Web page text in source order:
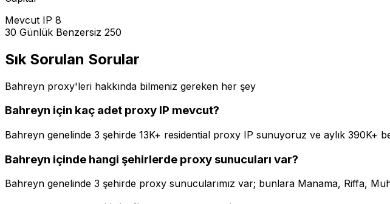
Mevcut IP 8
30 Günlük Benzersiz 250
Sık Sorulan Sorular
Bahreyn proxy'leri hakkında bilmeniz gereken her şey
Bahreyn için kaç adet proxy IP mevcut?
Bahreyn genelinde 3 şehirde 13K+ residential proxy IP sunuyoruz ve aylık 390K+
Bahreyn içinde hangi şehirlerde proxy sunucuları var?
Bahreyn genelinde 3 şehirde proxy sunucularımız var; bunlara Manama, Riffa,